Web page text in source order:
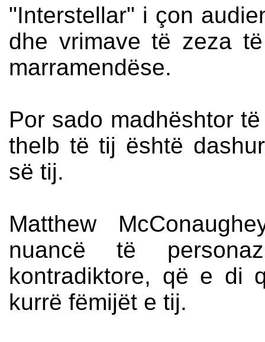
"Interstellar" i çon
dhe vrimave të zeza
marramendëse.
Por sado madhështor
thelb të tij është
së tij.
Matthew
nuancë të
kontradiktore, që e di
kurrë fëmijët e tij.